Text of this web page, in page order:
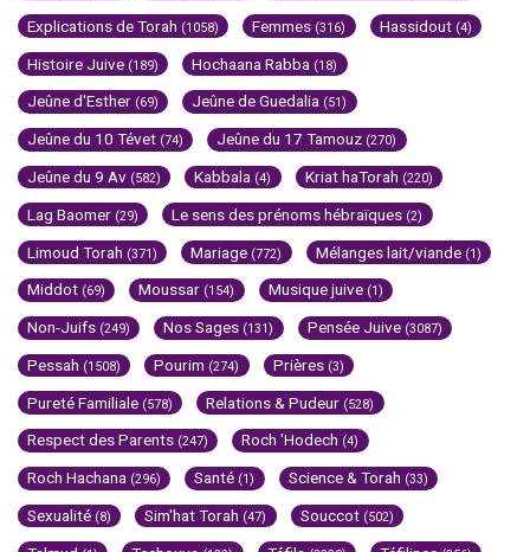
Explications de Torah (1058) Femmes (316) Hassidout (4)
Histoire Juive (189) Hochaana Rabba (18)
Jeûne d'Esther (69) Jeûne de Guedalia (51)
Jeûne du 10 Tévet (74) Jeûne du 17 Tamouz (270)
Jeûne du 9 Av (582) Kabbala (4) Kriat haTorah (220)
Lag Baomer (29) Le sens des prénoms hébraïques (2)
Limoud Torah (371) Mariage (772) Mélanges lait/viande (1)
Middot (69) Moussar (154) Musique juive (1)
Non-Juifs (249) Nos Sages (131) Pensée Juive (3087)
Pessah (1508) Pourim (274) Prières (3)
Pureté Familiale (578) Relations & Pudeur (528)
Respect des Parents (247) Roch 'Hodech (4)
Roch Hachana (296) Santé (1) Science & Torah (33)
Sexualité (8) Sim'hat Torah (47) Souccot (502)